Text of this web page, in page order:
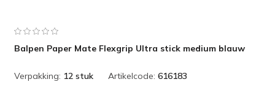
Balpen Paper Mate Flexgrip Ultra stick medium blauw
Verpakking: 12 stuk Artikelcode: 616183